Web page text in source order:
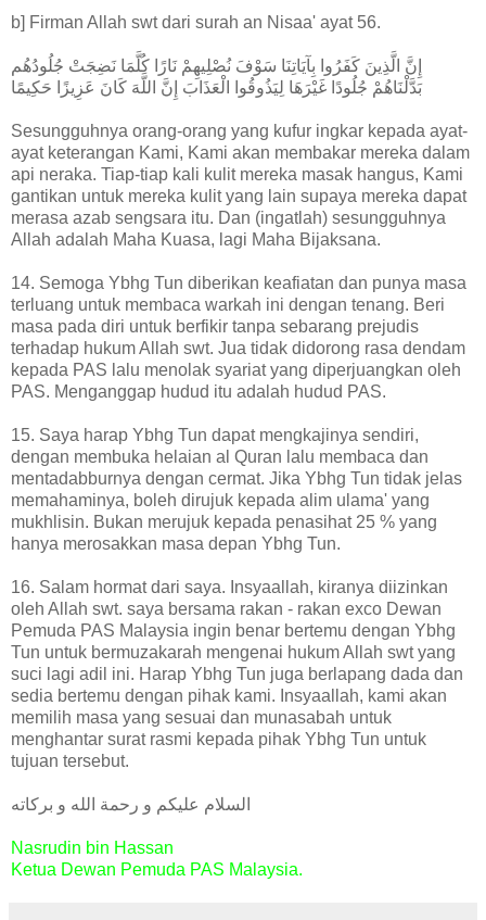
b] Firman Allah swt dari surah an Nisaa' ayat 56.
إِنَّ الَّذِينَ كَفَرُوا بِآيَاتِنَا سَوْفَ نُصْلِيهِمْ نَارًا كُلَّمَا نَضِجَتْ جُلُودُهُم
بَدَّلْنَاهُمْ جُلُودًا غَيْرَهَا لِيَذُوقُوا الْعَذَابَ إِنَّ اللَّهَ كَانَ عَزِيزًا حَكِيمًا
Sesungguhnya orang-orang yang kufur ingkar kepada ayat-
ayat keterangan Kami, Kami akan membakar mereka dalam
api neraka. Tiap-tiap kali kulit mereka masak hangus, Kami
gantikan untuk mereka kulit yang lain supaya mereka dapat
merasa azab sengsara itu. Dan (ingatlah) sesungguhnya
Allah adalah Maha Kuasa, lagi Maha Bijaksana.
14. Semoga Ybhg Tun diberikan keafiatan dan punya masa
terluang untuk membaca warkah ini dengan tenang. Beri
masa pada diri untuk berfikir tanpa sebarang prejudis
terhadap hukum Allah swt. Jua tidak didorong rasa dendam
kepada PAS lalu menolak syariat yang diperjuangkan oleh
PAS. Menganggap hudud itu adalah hudud PAS.
15. Saya harap Ybhg Tun dapat mengkajinya sendiri,
dengan membuka helaian al Quran lalu membaca dan
mentadabburnya dengan cermat. Jika Ybhg Tun tidak jelas
memahaminya, boleh dirujuk kepada alim ulama' yang
mukhlisin. Bukan merujuk kepada penasihat 25 % yang
hanya merosakkan masa depan Ybhg Tun.
16. Salam hormat dari saya. Insyaallah, kiranya diizinkan
oleh Allah swt. saya bersama rakan - rakan exco Dewan
Pemuda PAS Malaysia ingin benar bertemu dengan Ybhg
Tun untuk bermuzakarah mengenai hukum Allah swt yang
suci lagi adil ini. Harap Ybhg Tun juga berlapang dada dan
sedia bertemu dengan pihak kami. Insyaallah, kami akan
memilih masa yang sesuai dan munasabah untuk
menghantar surat rasmi kepada pihak Ybhg Tun untuk
tujuan tersebut.
السلام عليكم و رحمة الله و بركاته
Nasrudin bin Hassan
Ketua Dewan Pemuda PAS Malaysia.